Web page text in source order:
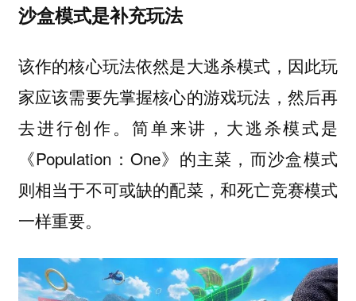
沙盒模式是补充玩法
该作的核心玩法依然是大逃杀模式，因此玩
家应该需要先掌握核心的游戏玩法，然后再
去进行创作。简单来讲，大逃杀模式是
《Population：One》的主菜，而沙盒模式
则相当于不可或缺的配菜，和死亡竞赛模式
一样重要。